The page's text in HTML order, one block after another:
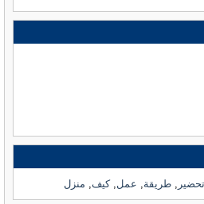
تحضير ,طريقة عمل ,كيف منزل